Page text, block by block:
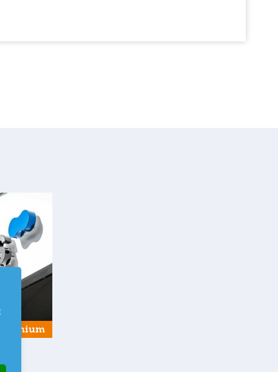
Premium